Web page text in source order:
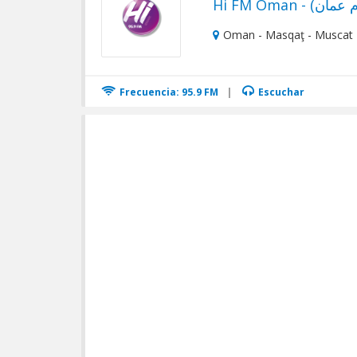
Oman - Masqaţ - Muscat
Frecuencia: 95.9 FM | Escuchar